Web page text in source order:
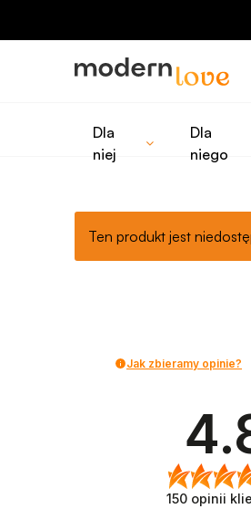
Dla
niej
Dla
niego
Ten produkt jest
Jak zbieramy opinie?
150 opinii